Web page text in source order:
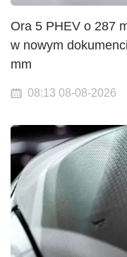
Ora 5 PHEV o 287
w nowym
mm
08:13 08-08-2026